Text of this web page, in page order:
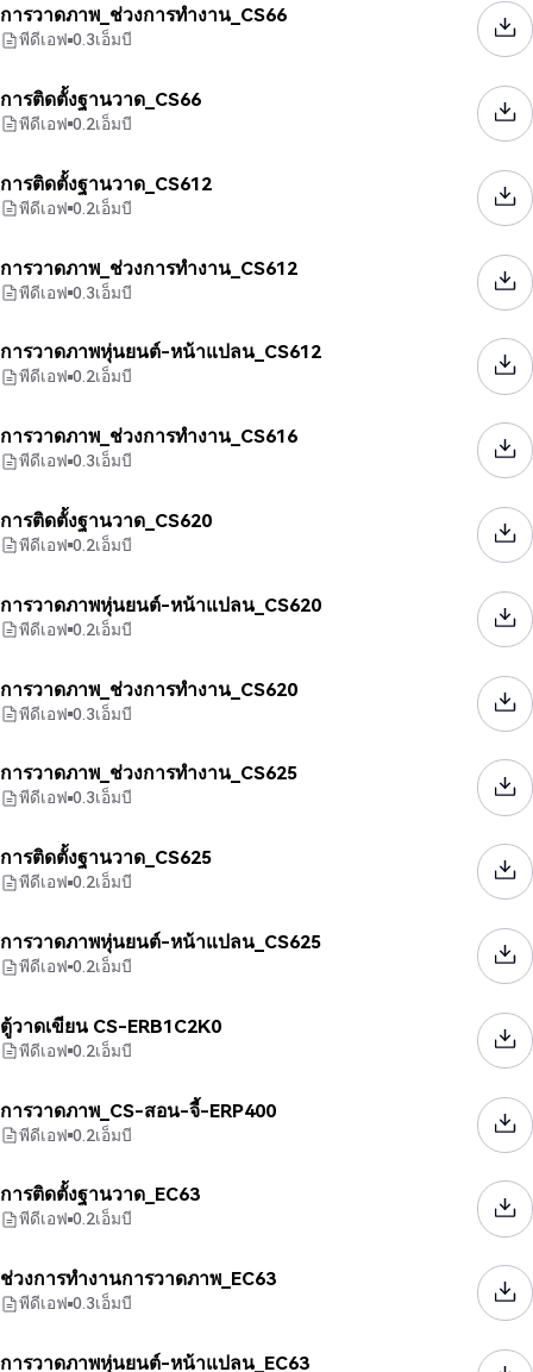
การวาดภาพ_ช่วงการทำงาน_CS66
พีดีเอฟ 0.3เอ็มบี
การติดตั้งฐานวาด_CS66
พีดีเอฟ 0.2เอ็มบี
การติดตั้งฐานวาด_CS612
พีดีเอฟ 0.2เอ็มบี
การวาดภาพ_ช่วงการทำงาน_CS612
พีดีเอฟ 0.3เอ็มบี
การวาดภาพหุ่นยนต์-หน้าแปลน_CS612
พีดีเอฟ 0.2เอ็มบี
การวาดภาพ_ช่วงการทำงาน_CS616
พีดีเอฟ 0.3เอ็มบี
การติดตั้งฐานวาด_CS620
พีดีเอฟ 0.2เอ็มบี
การวาดภาพหุ่นยนต์-หน้าแปลน_CS620
พีดีเอฟ 0.2เอ็มบี
การวาดภาพ_ช่วงการทำงาน_CS620
พีดีเอฟ 0.3เอ็มบี
การวาดภาพ_ช่วงการทำงาน_CS625
พีดีเอฟ 0.3เอ็มบี
การติดตั้งฐานวาด_CS625
พีดีเอฟ 0.2เอ็มบี
การวาดภาพหุ่นยนต์-หน้าแปลน_CS625
พีดีเอฟ 0.2เอ็มบี
ตู้วาดเขียน CS-ERB1C2K0
พีดีเอฟ 0.2เอ็มบี
การวาดภาพ_CS-สอน-จี้-ERP400
พีดีเอฟ 0.2เอ็มบี
การติดตั้งฐานวาด_EC63
พีดีเอฟ 0.2เอ็มบี
ช่วงการทำงานการวาดภาพ_EC63
พีดีเอฟ 0.3เอ็มบี
การวาดภาพหุ่นยนต์-หน้าแปลน_EC63